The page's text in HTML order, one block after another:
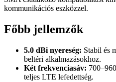
kommunikációs eszközzel.
Főbb jellemzők
5.0 dBi nyereség: Stabil és
beltéri alkalmazásokhoz.
Két frekvenciasáv:
teljes LTE lefedettség.